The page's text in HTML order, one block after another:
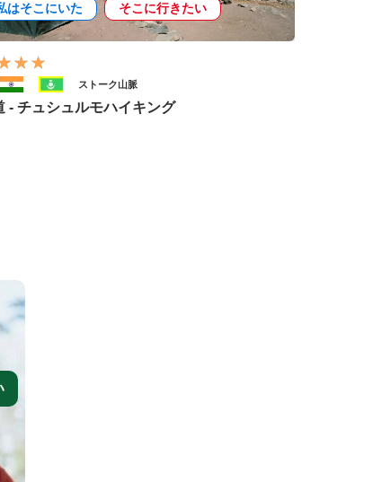
はそこにいた そこに行きたい
ストーク山脈
- チュシュルモハイキング